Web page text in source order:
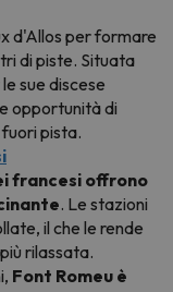
d'Allos per formare
di piste. Situata
sue discese
opportunità di
pista.
francesi offrono
. Le stazioni
il che le rende
rilassata.
Font Romeu è